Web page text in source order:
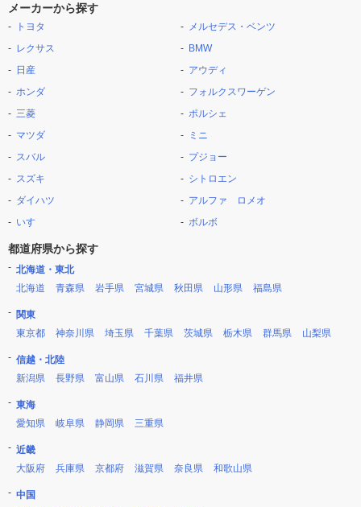
メーカーから探す
トヨタ
レクサス
日産
ホンダ
三菱
マツダ
スバル
スズキ
ダイハツ
いすゞ
メルセデス・ベンツ
BMW
アウディ
フォルクスワーゲン
ポルシェ
ミニ
プジョー
シトロエン
アルファ ロメオ
ボルボ
都道府県から探す
北海道・東北
北海道
青森県 岩手県 宮城県 秋田県 山形県 福島県
関東
東京都
神奈川県 埼玉県 千葉県 茨城県 栃木県 群馬県 山梨県
信越・北陸
新潟県
長野県 富山県 石川県 福井県
東海
愛知県
岐阜県 静岡県 三重県
近畿
大阪府
兵庫県 京都府 滋賀県 奈良県 和歌山県
中国